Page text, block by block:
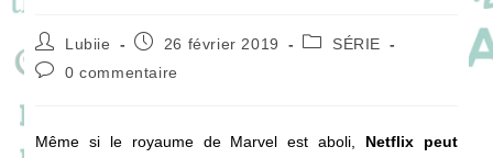
Auteur/autrice
de
la
Lubiie
Publication
26 février 2019
PostSÉRIE
Commentaires
0 commentaire
Même si le royaume de Marvel est aboli, Netflix peut